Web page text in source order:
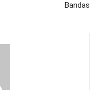
Bandas